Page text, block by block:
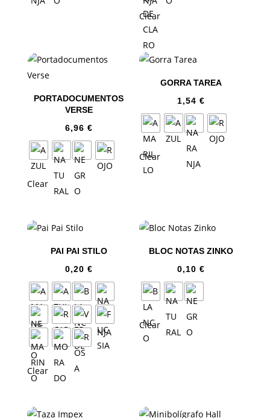
Clear
PORTADOCUMENTOS
VERSE
6,96 €
Clear
GORRA TAREA
1,54€
Clear
PAI PAI STILO
0,20 €
Clear
BLOC NOTAS ZINKO
0,10€
Clear